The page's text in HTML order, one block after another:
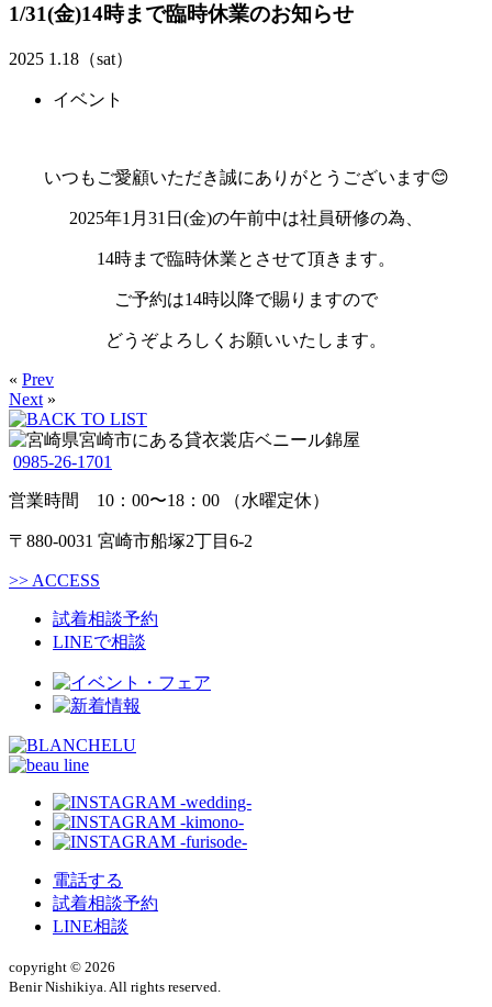
1/31(金)14時まで臨時休業のお知らせ
2025 1.18（sat）
イベント
いつもご愛顧いただき誠にありがとうございます😊
2025年1月31日(金)の午前中は社員研修の為、
14時まで臨時休業とさせて頂きます。
ご予約は14時以降で賜りますので
どうぞよろしくお願いいたします。
« Prev
Next »
0985-26-1701
営業時間 10：00〜18：00 （水曜定休）
〒880-0031 宮崎市船塚2丁目6-2
>> ACCESS
試着相談予約
LINEで相談
電話する
試着相談予約
LINE相談
copyright © 2026
Benir Nishikiya. All rights reserved.